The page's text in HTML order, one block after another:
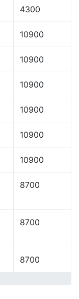
4300
10900
10900
10900
10900
10900
10900
8700
8700
8700